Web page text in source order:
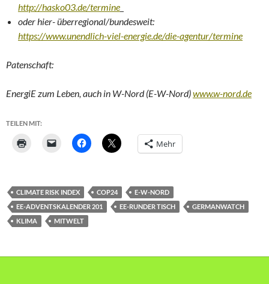
http://hasko03.de/termine
oder hier- überregional/bundesweit:
https://www.unendlich-viel-energie.de/die-agentur/termine
Patenschaft:
EnergiE zum Leben, auch in W-Nord (E-W-Nord)www.w-nord.de
TEILEN MIT:
Mehr
CLIMATE RISK INDEX COP24
E-W-NORD
EE-ADVENTSKALENDER 201
EE-RUNDER TISCH
GERMANWATCH
KLIMA
MITWELT